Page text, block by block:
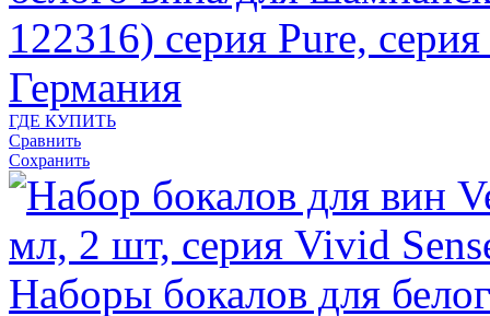
122316) серия Pure,
Германия
ГДЕ КУПИТЬ
Сравнить
Сохранить